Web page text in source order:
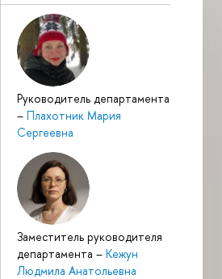
Руководитель департамента
– Плахотник Мария
Сергеевна
Заместитель руководителя
департамента – Кежун
Людмила Анатольевна